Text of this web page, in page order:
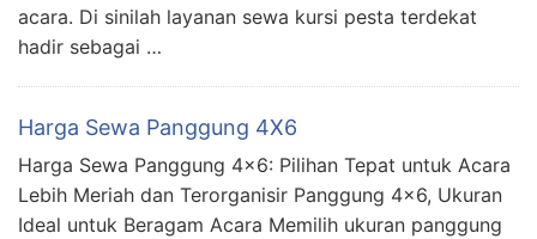
acara. Di sinilah layanan sewa kursi pesta terdekat
hadir sebagai …
Harga Sewa Panggung 4X6
Harga Sewa Panggung 4×6: Pilihan Tepat untuk Acara
Lebih Meriah dan Terorganisir Panggung 4×6, Ukuran
Ideal untuk Beragam Acara Memilih ukuran panggung